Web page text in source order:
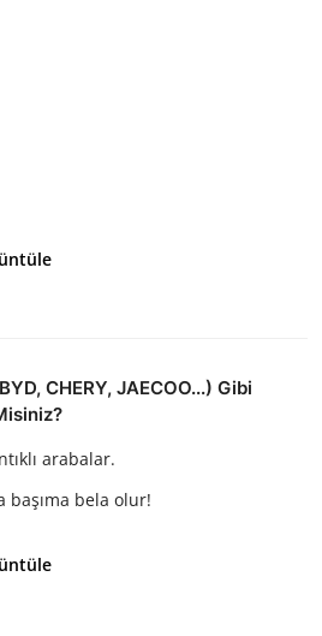
CHERY, JAECOO...) Gibi
arabalar.
başıma bela olur!